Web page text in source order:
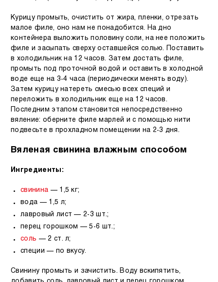
Курицу промыть, очистить от жира, пленки, отрезать
малое филе, оно нам не понадобится. На дно
контейнера выложить половину соли, на нее положить
филе и засыпать сверху оставшейся солью. Поставить
в холодильник на 12 часов. Затем достать филе,
промыть под проточной водой и оставить в холодной
воде еще на 3-4 часа (периодически менять воду).
Затем курицу натереть смесью всех специй и
переложить в холодильник еще на 12 часов.
Последним этапом становится непосредственно
вяление: оберните филе марлей и с помощью нити
подвесьте в прохладном помещении на 2-3 дня.
Вяленая свинина влажным способом
Ингредиенты:
свинина — 1,5 кг;
вода — 1,5 л;
лавровый лист — 2-3 шт.;
перец горошком — 5-6 шт.;
соль — 2 ст. л;
специи — по вкусу.
Свинину промыть и зачистить. Воду вскипятить,